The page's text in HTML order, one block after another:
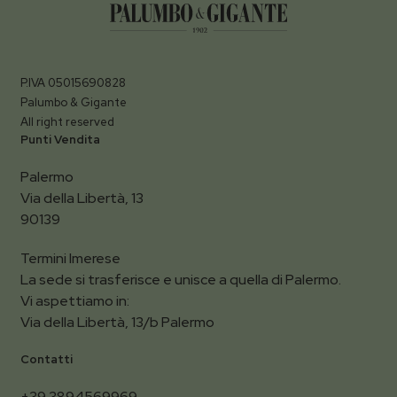
P.IVA 05015690828
Palumbo & Gigante
All right reserved
Punti Vendita
Palermo
Via della Libertà, 13
90139
Termini Imerese
La sede si trasferisce e unisce a quella di Palermo.
Vi aspettiamo in:
Via della Libertà, 13/b Palermo
Contatti